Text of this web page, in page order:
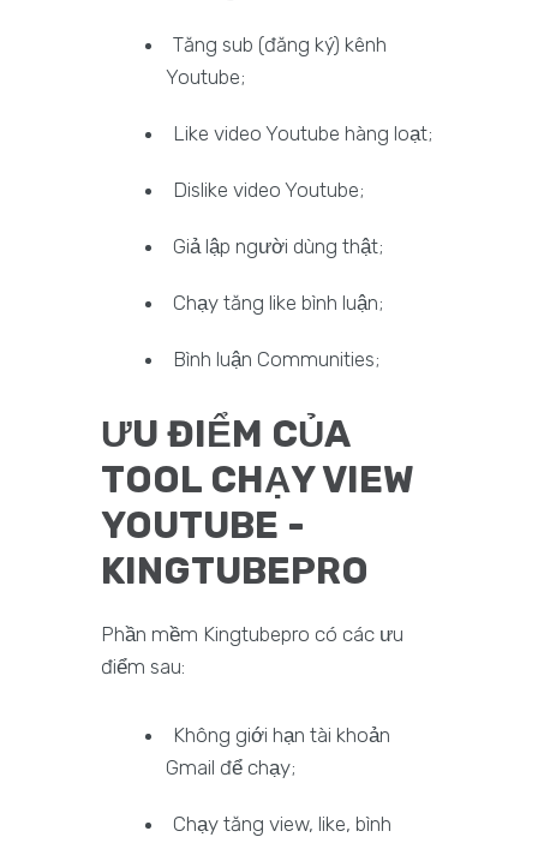
Tăng sub (đăng ký) kênh
Youtube;
Like video Youtube hàng loạt;
Dislike video Youtube;
Giả lập người dùng thật;
Chạy tăng like bình luận;
Bình luận Communities;
ƯU ĐIỂM CỦA
TOOL CHẠY VIEW
YOUTUBE -
KINGTUBEPRO
Phần mềm Kingtubepro có các ưu
điểm sau:
Không giới hạn tài khoản
Gmail để chạy;
Chạy tăng view, like, bình